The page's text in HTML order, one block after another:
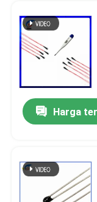
Harga